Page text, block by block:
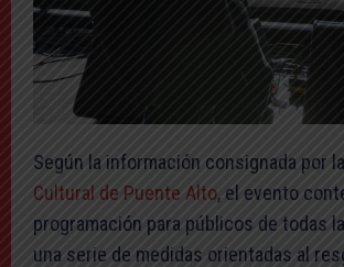
Según la información consignada por la
Cultural de Puente Alto, el evento
programación para públicos de todas
una serie de medidas orientadas al